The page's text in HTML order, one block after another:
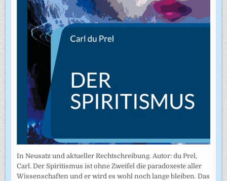
In Neusatz und aktueller Rechtschreibung. Autor: du Prel,
Carl. Der Spiritismus ist ohne Zweifel die paradoxeste aller
Wissenschaften und er wird es wohl noch lange bleiben. Das